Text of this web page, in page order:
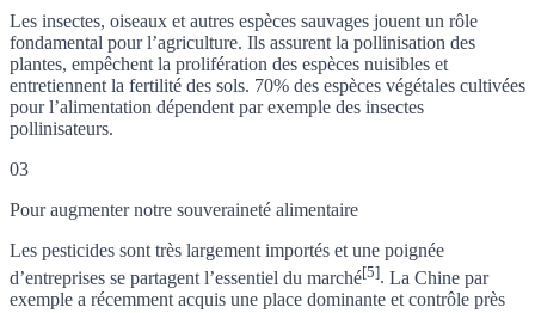
Les insectes, oiseaux et autres espèces sauvages jouent un rôle
fondamental pour l’agriculture. Ils assurent la pollinisation des
plantes, empêchent la prolifération des espèces nuisibles et
entretiennent la fertilité des sols. 70% des espèces végétales cultivées
pour l’alimentation dépendent par exemple des insectes
pollinisateurs.
03
Pour augmenter notre souveraineté alimentaire
Les pesticides sont très largement importés etune poignée
d’entreprises se partagent l’essentiel du marché[5]. La Chine par
exemple a récemment acquis une place dominante et contrôle près